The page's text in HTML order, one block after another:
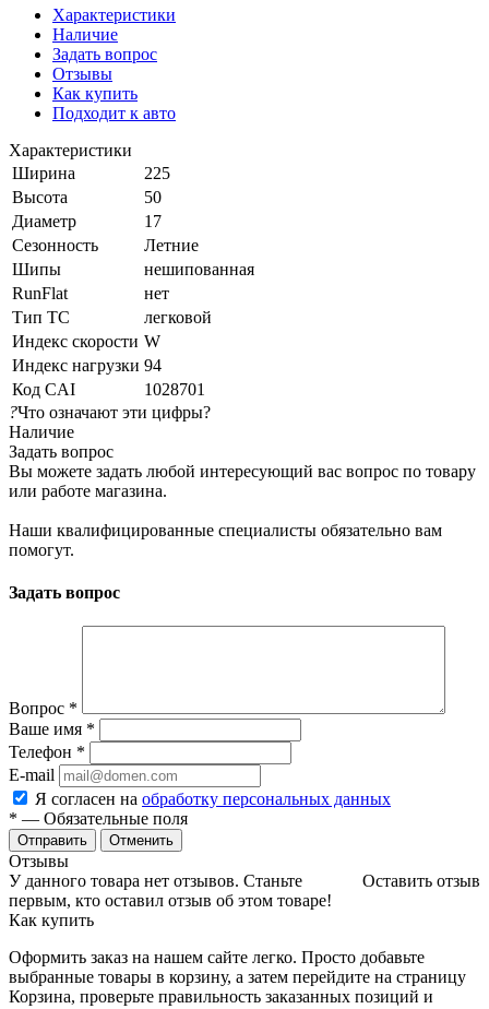
Характеристики
Наличие
Задать вопрос
Отзывы
Как купить
Подходит к авто
Характеристики
Ширина
225
Высота
50
Диаметр
17
Сезонность
Летние
Шипы
нешипованная
RunFlat
нет
Тип ТС
легковой
Индекс скорости W
Индекс нагрузки 94
Код CAI
1028701
?Что означают эти цифры?
Наличие
Задать вопрос
Вы можете задать любой интересующий вас вопрос по товару
или работе магазина.
Наши квалифицированные специалисты обязательно вам
помогут.
Задать вопрос
Вопрос *
Ваше имя *
Телефон *
E-mail
Я согласен на обработку персональных данных
* — Обязательные поля
Отменить
Отзывы
Оставить отзыв
У данного товара нет отзывов. Станьте
первым, кто оставил отзыв об этом товаре!
Как купить
Оформить заказ на нашем сайте легко. Просто добавьте
выбранные товары в корзину, а затем перейдите на страницу
Корзина, проверьте правильность заказанных позиций и